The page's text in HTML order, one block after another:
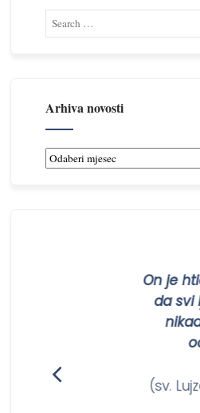
Arhiva novosti
Arhiva
On je htio
da svi
nikada
(sv. Lujza